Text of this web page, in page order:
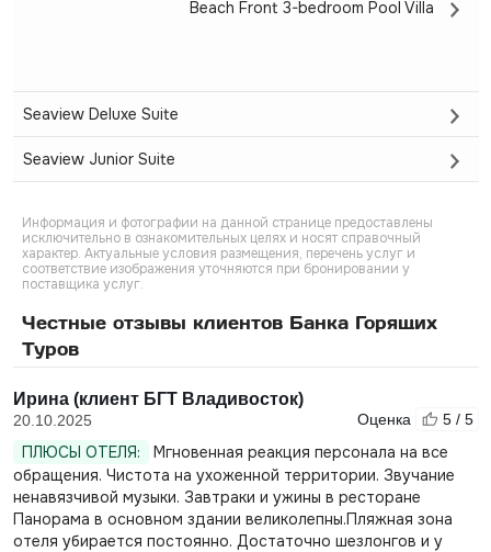
Beach Front 3-bedroom Pool Villa
Seaview Deluxe Suite
Seaview Junior Suite
Информация и фотографии на данной странице предоставлены
исключительно в ознакомительных целях и носят справочный
характер. Актуальные условия размещения, перечень услуг и
соответствие изображения уточняются при бронировании у
поставщика услуг.
Честные отзывы клиентов Банка Горящих
Туров
Ирина (клиент БГТ Владивосток)
20.10.2025 Оценка 5 / 5
ПЛЮСЫ ОТЕЛЯ:
Мгновенная реакция персонала на все
обращения. Чистота на ухоженной территории. Звучание
ненавязчивой музыки. Завтраки и ужины в ресторане
Панорама в основном здании великолепны.Пляжная зона
отеля убирается постоянно. Достаточно шезлонгов и у